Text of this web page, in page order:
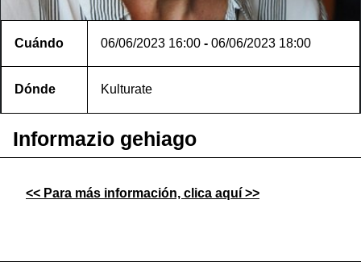
Cuándo 06/06/2023 16:00 - 06/06/2023 18:00
Dónde Kulturate
Informazio gehiago
<< Para más información, clica aquí >>